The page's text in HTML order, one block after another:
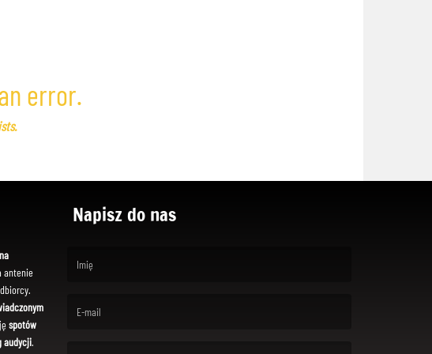
error.
antenie
spotów
audycji.
Napisz do nas